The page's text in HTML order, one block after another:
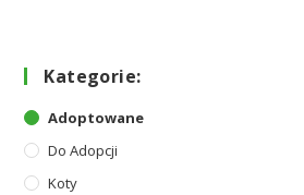
Kategorie:
Adoptowane
Do Adopcji
Koty